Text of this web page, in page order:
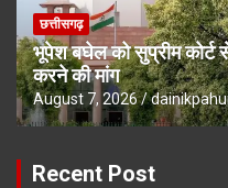
छत्तीसगढ़
भूपेश बघेल को सुप्रीम कोर्ट से
करने की मांग
August 7, 2026
Recent Post